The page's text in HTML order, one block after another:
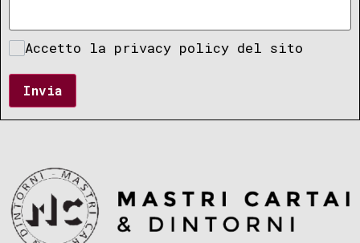
Accetto la privacy policy del sito
Invia